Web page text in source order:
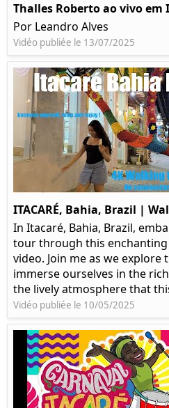
Thalles Roberto ao vivo em
Por Leandro Alves
Vidéo publiée le 13/07/2025
ITACARÉ, Bahia, Brazil |
In Itacaré, Bahia, Brazil,
tour through this
video. Join me as we explore
immerse ourselves in the
the lively atmosphere that
Vidéo publiée le 10/05/2025